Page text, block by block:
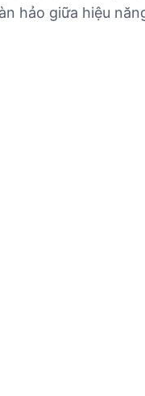
hảo giữa hiệu